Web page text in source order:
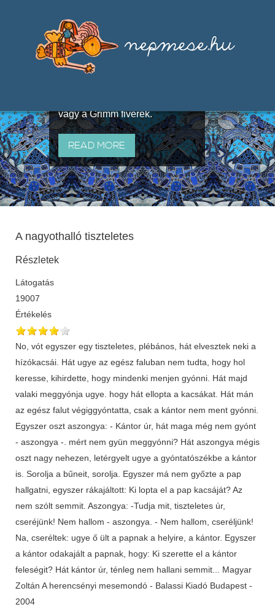
útján terjedő elbeszélésekből,
melyeket olyan ismert gyűjtők
állítottak össze, mint Benedek
vagy a Grimm fivérek.
READ MORE
A nagyothalló tiszteletes
Részletek
Látogatás
19007
Értékelés
No, vót egyszer egy tiszteletes, plébános, hát elvesztek neki a
hízókacsái. Hát ugye az egész faluban nem tudta, hogy hol
keresse, kihirdette, hogy mindenki menjen gyónni. Hát majd
valaki meggyónja ugye. hogy hát ellopta a kacsákat. Hát mán
az egész falut végiggyóntatta, csak a kántor nem ment gyónni.
Egyszer oszt aszongya: - Kántor úr, hát maga még nem gyónt
- aszongya -. mért nem gyün meggyónni? Hát aszongya mégis
oszt nagy nehezen, letérgyelt ugye a gyóntatószékbe a kántor
is. Sorolja a bűneit, sorolja. Egyszer má nem győzte a pap
hallgatni, egyszer rákajáltott: Ki lopta el a pap kacsáját? Az
nem szólt semmit. Aszongya: -Tudja mit, tiszteletes úr,
cseréjünk! Nem hallom - aszongya. - Nem hallom, cseréljünk!
Na, cseréltek: ugye ő ült a papnak a helyire, a kántor. Egyszer
a kántor odakajált a papnak, hogy: Ki szerette el a kántor
feleségit? Hát kántor úr, ténleg nem hallani semmit... Magyar
Zoltán A herencsényi mesemondó - Balassi Kiadó Budapest -
2004